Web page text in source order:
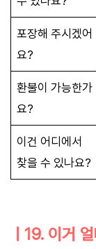
포장해 주시겠어
요?
환불이 가능한가
요?
이건 어디에서
찾을 수 있나요?
ㅣ19. 이거